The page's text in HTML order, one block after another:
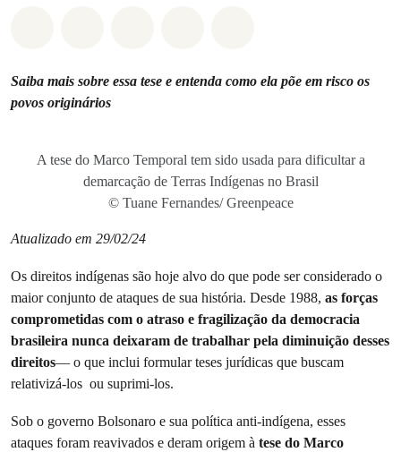
Saiba mais sobre essa tese e entenda como ela põe em risco os
povos originários
A tese do Marco Temporal tem sido usada para dificultar a
demarcação de Terras Indígenas no Brasil
© Tuane Fernandes/ Greenpeace
Atualizado em 29/02/24
Os direitos indígenas são hoje alvo do que pode ser considerado o
maior conjunto de ataques de sua história. Desde 1988, as forças
comprometidas com o atraso e fragilização da democracia
brasileira nunca deixaram de trabalhar pela diminuição desses
direitos— o que inclui formular teses jurídicas que buscam
relativizá-los ou suprimi-los.
Sob o governo Bolsonaro e sua política anti-indígena, esses
ataques foram reavivados e deram origem à tese do Marco